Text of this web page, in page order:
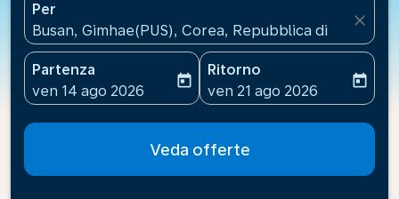
Per
Busan, Gimhae(PUS), Corea, Repubblica di
close
Partenza
fc-booking-departure-date-aria-label
ven 14 ago 2026
today
Ritorno
fc-booking-return-date-
ven 21 ago 2026
today
Veda offerte